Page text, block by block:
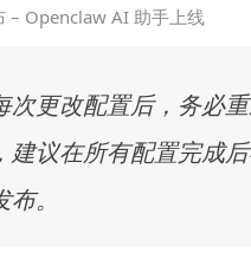
– Openclaw AI 助手上线
次更改配置后，务必
建议在所有配置完成
。